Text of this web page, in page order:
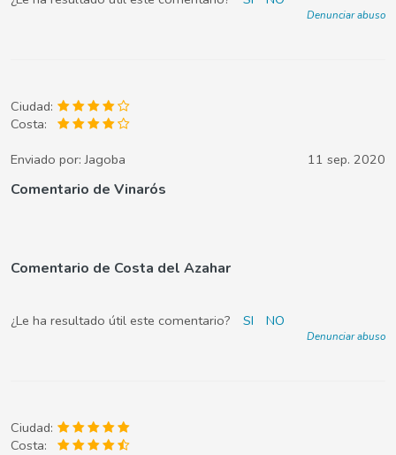
Denunciar abuso
Ciudad:
Costa:
Enviado por:Jagoba 11 sep. 2020
Comentario de Vinarós
Comentario de Costa del Azahar
¿Le ha resultado útil este comentario? SI NO
Denunciar abuso
Ciudad:
Costa: